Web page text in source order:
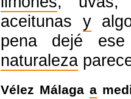
aceitunas y
pena dejé
naturaleza
Vélez Málaga a